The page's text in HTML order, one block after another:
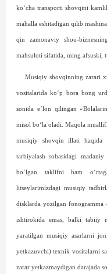
ko‘cha transporti shov­qini
mahalla eshitadigan qilib
qin zamonaviy shou-
mahsuloti sifatida, ming afsuski,
Musiqiy shovqinning zarari
vositalarida ko‘p bora bong
sonida e’lon qilingan
misol bo‘la oladi. Maqola
musiqiy shov­qin illati
tarbiyalash sohasidagi
bo‘lgan taklifni ham
litseylarimizdagi musiqiy
disklarda yozilgan fonogramma
ishtirokida emas, balki tabiiy
yaratilgan musiqiy asarlarni
yetkazuvchi) texnik vositalarni
zarar yetkazmaydigan darajada